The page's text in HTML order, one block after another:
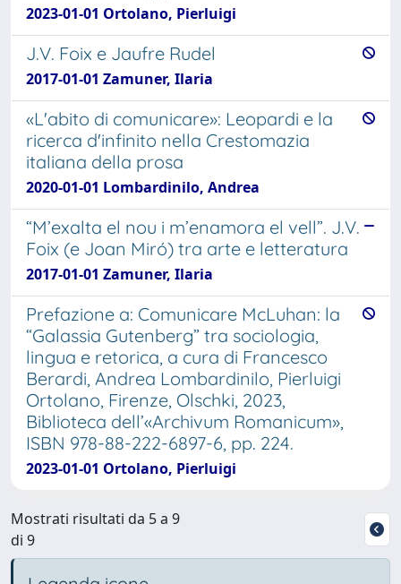
2023-01-01 Ortolano, Pierluigi
J.V. Foix e Jaufre Rudel
2017-01-01 Zamuner, Ilaria
«L'abito di comunicare»: Leopardi e la
ricerca d'infinito nella Crestomazia
italiana della prosa
2020-01-01 Lombardinilo, Andrea
“M’exalta el nou i m’enamora el vell”. J.V.
Foix (e Joan Miró) tra arte e letteratura
2017-01-01 Zamuner, Ilaria
Prefazione a: Comunicare McLuhan: la
“Galassia Gutenberg” tra sociologia,
lingua e retorica, a cura di Francesco
Berardi, Andrea Lombardinilo, Pierluigi
Ortolano, Firenze, Olschki, 2023,
Biblioteca dell’«Archivum Romanicum»,
ISBN 978-88-222-6897-6, pp. 224.
2023-01-01 Ortolano, Pierluigi
Mostrati risultati da 5 a 9
di 9